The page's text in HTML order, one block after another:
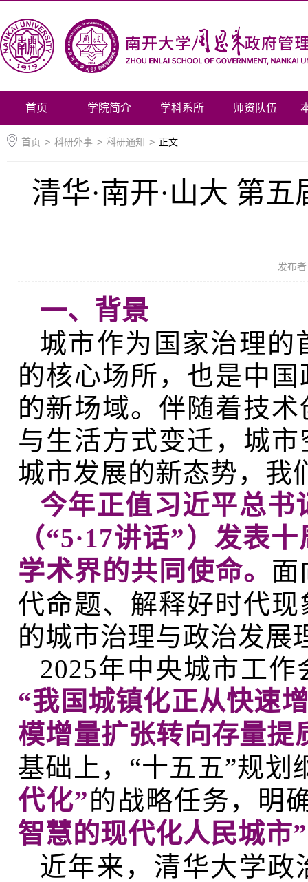
首页 学院简介 学科系所 师资队伍
首页 > 科研外事 > 科研通知 > 正文
清华·南开·山大 第
发布
一、 背景
城市作为国家治理的
的核心场所，也是中
的新场域。伴随着技
与生活方式变迁，城
城市发展的新态势，我
今年正值习近平总书
（“5·17讲话”）发表
学术界的共同使命。 面
代命题、解释好时代
的城市治理与政治发展
2025年中央城市工
“我国城镇化正从快速
模增量扩张转向存量提
基础上，“十五五”规划
代化”的战略任务，明
智慧的现代化人民城市”
近年来，清华大学